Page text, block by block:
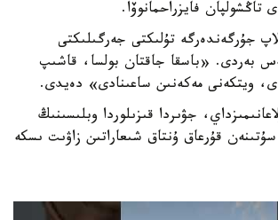
فايزراحمانوۆا.
جۇرگەندەرگە تۇلىكتى جەرگىلىكتى
بەردى. «باسقا جاقتان بولسا، قاشىپ
ويتكەنى مەكەنىن ساعىنادى» دەيدى.
جۋىردا قىزىلوردا وبلىسىنىڭ
سۇتىنەن قۇرعاق ۇنتاق شىعاراتىن زاۋىت ىسكە